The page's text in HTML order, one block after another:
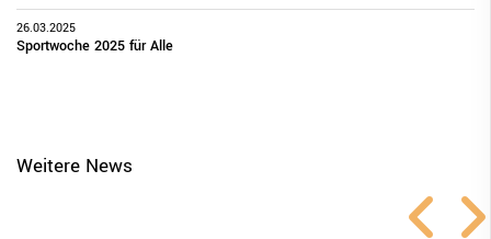
26.03.2025
Sportwoche 2025 für Alle
Weitere News